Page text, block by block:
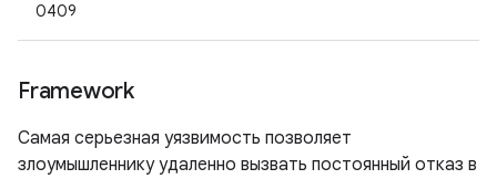
0409
Framework
Самая серьезная уязвимость позволяет
злоумышленнику удаленно вызвать постоянный отказ в